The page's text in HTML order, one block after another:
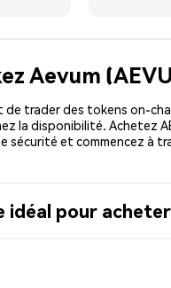
Aevum
de trader des tokens on-
la disponibilité. Achetez
sécurité et commencez à
idéal pour